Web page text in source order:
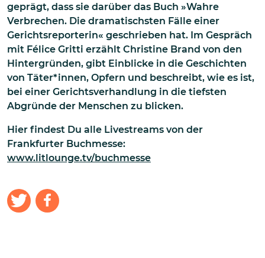
geprägt, dass sie darüber das Buch »Wahre
Verbrechen. Die dramatischsten Fälle einer
Gerichtsreporterin« geschrieben hat. Im Gespräch
mit Félice Gritti erzählt Christine Brand von den
Hintergründen, gibt Einblicke in die Geschichten
von Täter*innen, Opfern und beschreibt, wie es ist,
bei einer Gerichtsverhandlung in die tiefsten
Abgründe der Menschen zu blicken.
Hier findest Du alle Livestreams von der
Frankfurter Buchmesse:
www.litlounge.tv/buchmesse